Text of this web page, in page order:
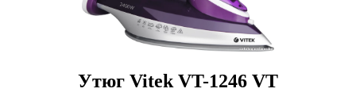
Утюг Vitek VT-1246 VT